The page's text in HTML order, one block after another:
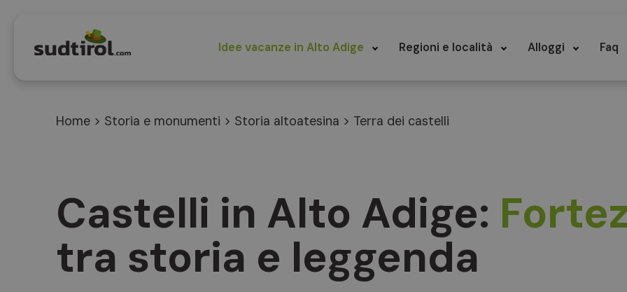
Idee vacanze in Alto Adige Regioni e località Alloggi Faq
Home > Storia e monumenti > Storia altoatesina > Terra dei castelli
Castelli in Alto Adige:
tra storia e leggenda